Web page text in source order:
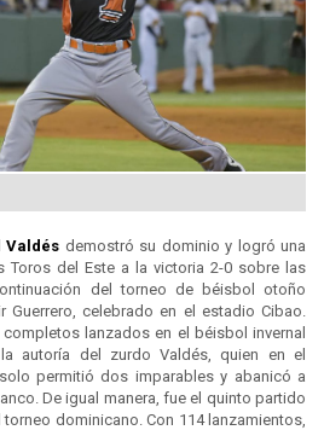
Valdés demostró su dominio y logró una
Toros del Este a la victoria 2-0 sobre las
del torneo de béisbol otoño
Guerrero, celebrado en el estadio Cibao.
lanzados en el béisbol invernal
autoría del zurdo Valdés, quien en el
permitió dos imparables y abanicó a
De igual manera, fue el quinto partido
dominicano. Con 114 lanzamientos,